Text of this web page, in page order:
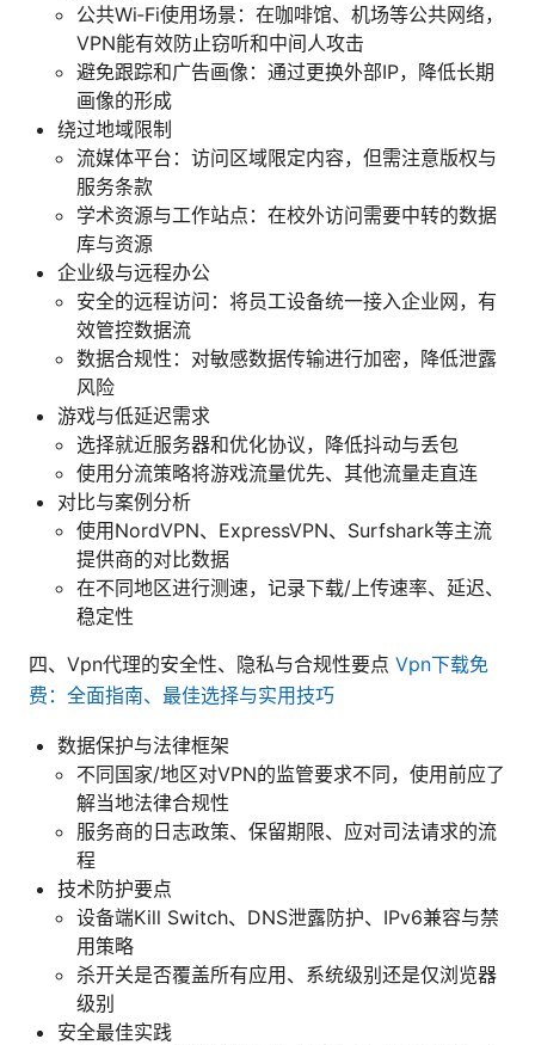
公共Wi‑Fi使用场景：在咖啡馆、机场等公共网络，
VPN能有效防止窃听和中间人攻击
避免跟踪和广告画像：通过更换外部IP，降低长期
画像的形成
绕过地域限制
流媒体平台：访问区域限定内容，但需注意版权与
服务条款
学术资源与工作站点：在校外访问需要中转的数据
库与资源
企业级与远程办公
安全的远程访问：将员工设备统一接入企业网，有
效管控数据流
数据合规性：对敏感数据传输进行加密，降低泄露
风险
游戏与低延迟需求
选择就近服务器和优化协议，降低抖动与丢包
使用分流策略将游戏流量优先、其他流量走直连
对比与案例分析
使用NordVPN、ExpressVPN、Surfshark等主流
提供商的对比数据
在不同地区进行测速，记录下载/上传速率、延迟、
稳定性
四、Vpn代理的安全性、隐私与合规性要点 Vpn下载免
费：全面指南、最佳选择与实用技巧
数据保护与法律框架
不同国家/地区对VPN的监管要求不同，使用前应了
解当地法律合规性
服务商的日志政策、保留期限、应对司法请求的流
程
技术防护要点
设备端Kill Switch、DNS泄露防护、IPv6兼容与禁
用策略
杀开关是否覆盖所有应用、系统级别还是仅浏览器
级别
安全最佳实践